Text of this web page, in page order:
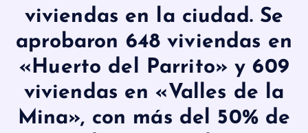
viviendas en la ciudad. Se
aprobaron 648 viviendas en
«Huerto del Parrito» y 609
viviendas en «Valles de la
Mina», con más del 50% de